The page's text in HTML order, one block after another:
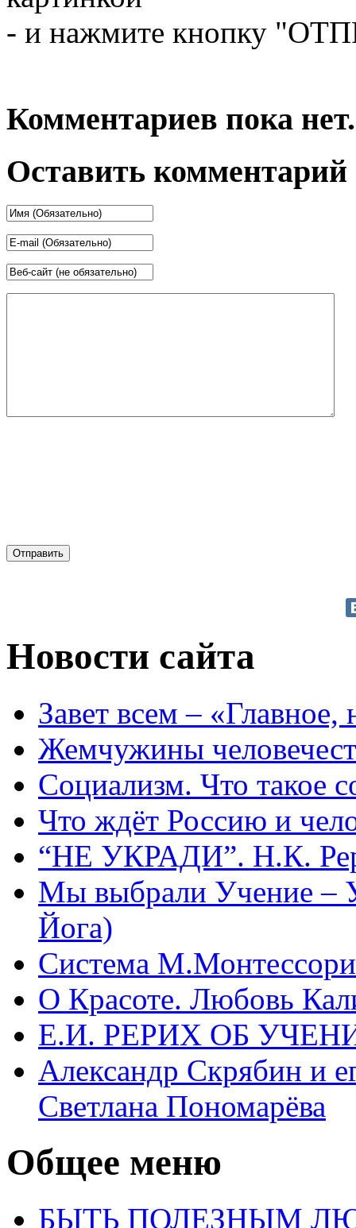
- и нажмите кнопку
Комментариев пока
Оставить комментарий
Новости сайта
Завет всем –
Жемчужины
Социализм. Что такое
Что ждёт Россию и
“НЕ УКРАДИ”. Н.К.
Мы выбрали Учение –
Йога)
Система М.Монтессори
О Красоте. Любовь
Е.И. РЕРИХ ОБ
Александр Скрябин и
Светлана Пономарёва
Общее меню
БЫТЬ ПОЛЕЗНЫМ